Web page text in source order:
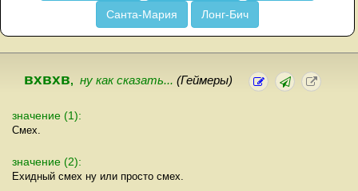
Санта-Мария Лонг-Бич
вхвхв, ну как сказать... (Геймеры)
значение (1):
Смех.
значение (2):
Ехидный смех ну или просто смех.